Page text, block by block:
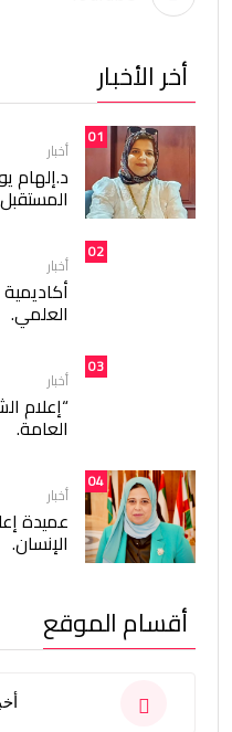
أخر الأخبار
01
أخبار
د.إلهام
02
أخبار
العلمي.
03
أخبار
“إعلام
العامة.
04
أخبار
عميدة
الإنسان.
أقسام الموقع